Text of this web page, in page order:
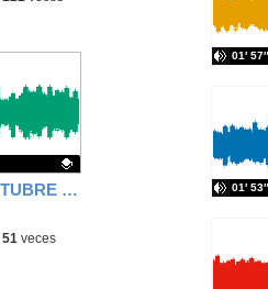
CAMPANEANDO OCTUBRE 2025
51 veces
01′ 57″
01′ 53″